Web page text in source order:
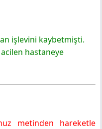
işlevini kaybetmişti.
acilen hastaneye
metinden hareketle